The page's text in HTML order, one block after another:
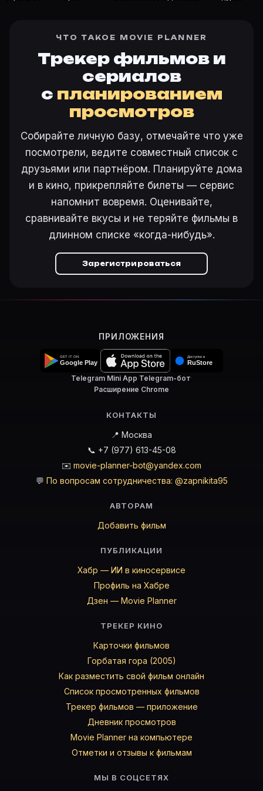
ЧТО ТАКОЕ MOVIE PLANNER
Трекер фильмов и
сериалов
с планированием
просмотров
Собирайте личную базу, отмечайте что уже
посмотрели, ведите совместный список с
друзьями или партнёром. Планируйте дома
и в кино, прикрепляйте билеты — сервис
напомнит вовремя. Оценивайте,
сравнивайте вкусы и не теряйте фильмы в
длинном списке «когда-нибудь».
Зарегистрироваться
ПРИЛОЖЕНИЯ
Telegram Mini App·Telegram-бот·
Расширение Chrome
КОНТАКТЫ
📍 Москва
📞 +7 (977) 613-45-08
✉️ movie-planner-bot@yandex.com
💬 По вопросам сотрудничества: @zapnikita95
АВТОРАМ
Добавить фильм
ПУБЛИКАЦИИ
Хабр — ИИ в киносервисе
Профиль на Хабре
Дзен — Movie Planner
ТРЕКЕР КИНО
Карточки фильмов
Горбатая гора (2005)
Как разместить свой фильм онлайн
Список просмотренных фильмов
Трекер фильмов — приложение
Дневник просмотров
Movie Planner на компьютере
Отметки и отзывы к фильмам
МЫ В СОЦСЕТЯХ